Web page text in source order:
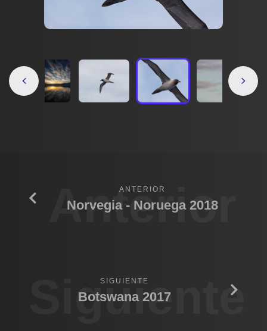
Anterior
ANTERIOR
Norvegia - Noruega 2018
Siguiente
SIGUIENTE
Botswana 2017